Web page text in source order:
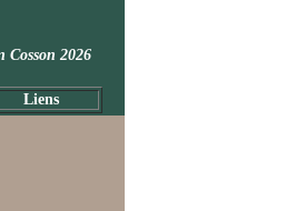
2026
Liens